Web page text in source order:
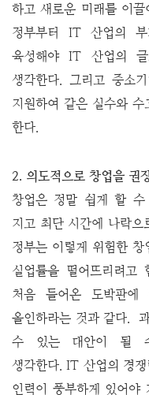
하고 새로운 미래를 이
정부부터 IT 산업의 부
육성해야 IT 산업의
생각한다. 그리고 중소
지원하여 같은 실수와
한다.
2. 의도적으로 창업을 권
창업은 정말 쉽게 할
지고 최단 시간에 나락으
정부는 이렇게 위험한
실업률을 떨어뜨리려고
처음 들어온 도박판
올인하라는 것과 같다.
수 있는 대안이 될
생각한다.IT 산업의 경
인력이 풍부하게 있어야